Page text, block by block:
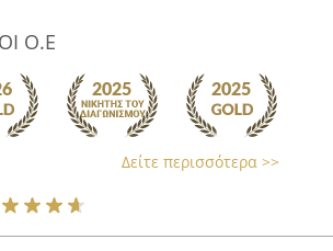
Ο.Ε
Δείτε περισσότερα >>